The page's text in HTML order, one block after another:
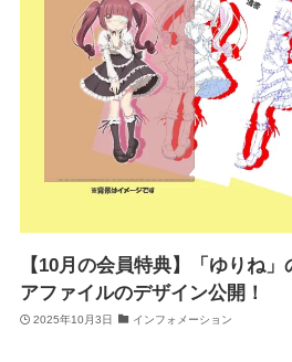
【10月の会員特典】「ゆりね
アファイルのデザイン公開！
2025年10月3日 インフォメーション